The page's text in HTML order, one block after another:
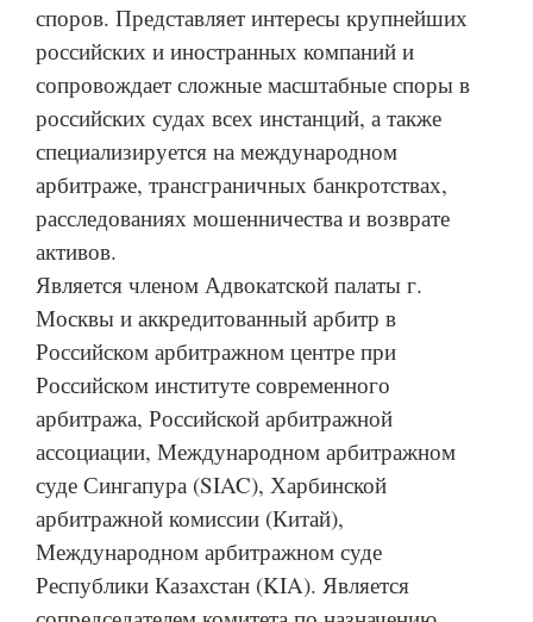
споров. Представляет интересы крупнейших
российских и иностранных компаний и
сопровождает сложные масштабные споры в
российских судах всех инстанций, а также
специализируется на международном
арбитраже, трансграничных банкротствах,
расследованиях мошенничества и возврате
активов.
Является членом Адвокатской палаты г.
Москвы и аккредитованный арбитр в
Российском арбитражном центре при
Российском институте современного
арбитража, Российской арбитражной
ассоциации, Международном арбитражном
суде Сингапура (SIAC), Харбинской
арбитражной комиссии (Китай),
Международном арбитражном суде
Республики Казахстан (KIA). Является